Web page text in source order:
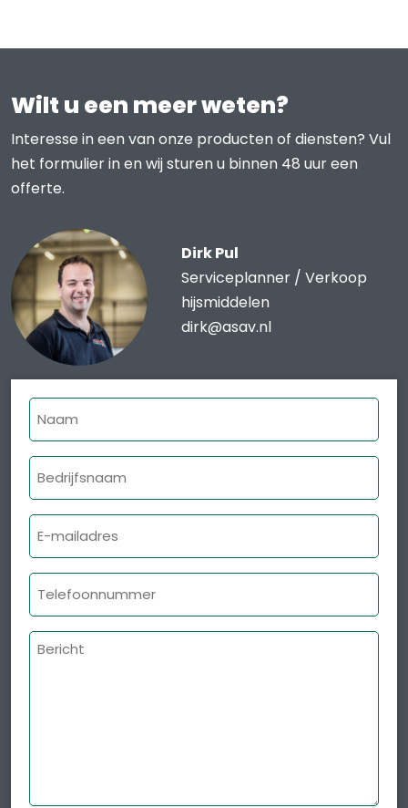
Wilt u een meer weten?
Interesse in een van onze producten of diensten? Vul
het formulier in en wij sturen u binnen 48 uur een
offerte.
Dirk Pul
Serviceplanner / Verkoop
hijsmiddelen
dirk@asav.nl
Naam
Bedrijfsnaam
E-
mailadres
Telefoonnummer
Bericht